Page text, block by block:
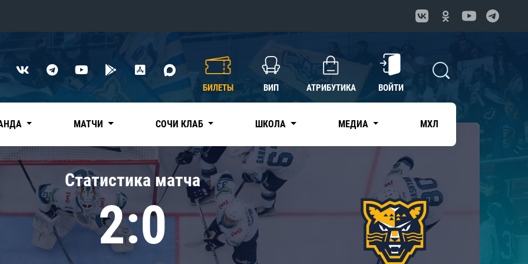
Нефтехимик
Дивизион Чернышева
Авангард
Адмирал
КХЛ
БИЛЕТЫ ВИП АТРИБУТИКА ВОЙТИ
МАТЧИ СОЧИ КЛАБ ШКОЛА МЕДИА МХЛ
Статистика матча
2:0